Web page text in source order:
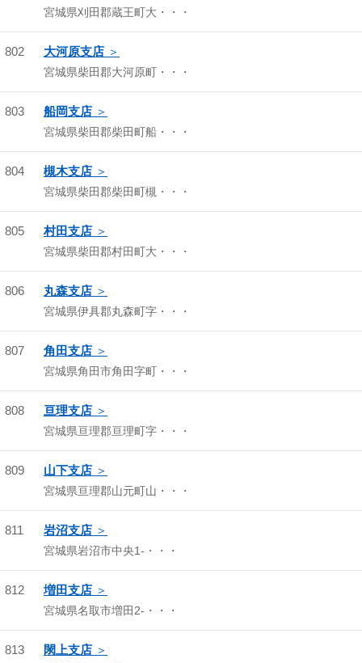
宮城県刈田郡蔵王町大・・・
802 大河原支店
宮城県柴田郡大河原町・・・
803 船岡支店
宮城県柴田郡柴田町船・・・
804 槻木支店
宮城県柴田郡柴田町槻・・・
805 村田支店
宮城県柴田郡村田町大・・・
806 丸森支店
宮城県伊具郡丸森町字・・・
807 角田支店
宮城県角田市角田字町・・・
808 亘理支店
宮城県亘理郡亘理町字・・・
809 山下支店
宮城県亘理郡山元町山・・・
811 岩沼支店
宮城県岩沼市中央1-・・・
812 増田支店
宮城県名取市増田2-・・・
813 閖上支店